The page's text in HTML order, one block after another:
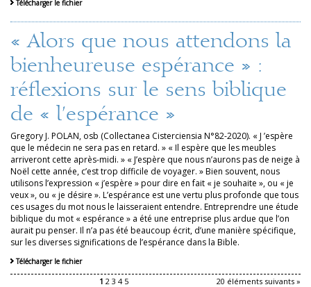
Télécharger le fichier
« Alors que nous attendons la
bienheureuse espérance » :
réflexions sur le sens biblique
de « l’espérance »
Gregory J. POLAN, osb (Collectanea Cisterciensia N°82-2020). « J ’espère
que le médecin ne sera pas en retard. » « Il espère que les meubles
arriveront cette après-midi. » « J’espère que nous n’aurons pas de neige à
Noël cette année, c’est trop difficile de voyager. » Bien souvent, nous
utilisons l’expression « j’espère » pour dire en fait « je souhaite », ou « je
veux », ou « je désire ». L’espérance est une vertu plus profonde que tous
ces usages du mot nous le laisseraient entendre. Entreprendre une étude
biblique du mot « espérance » a été une entreprise plus ardue que l’on
aurait pu penser. Il n’a pas été beaucoup écrit, d’une manière spécifique,
sur les diverses significations de l’espérance dans la Bible.
Télécharger le fichier
20 éléments suivants »
1 2 3 4 5